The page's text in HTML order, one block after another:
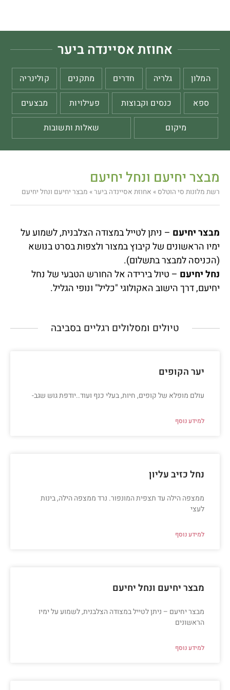
אחוזת אסיינדה ביער
המלון גלריה חדרים מתקנים
קולינריה
ספא
כנסים וקבוצות פעילויות
מבצעים
מיקום
שאלות ותשובות
מבצר יחיעם ונחל יחיעם
רשת מלונות סי הוטלס » אחוזת אסיינדה ביער» מבצר יחיעם ונחל יחיעם
מבצר יחיעם – ניתן לטייל במצודה הצלבנית, לשמוע על
ימיו הראשונים של קיבוץ במצור ולצפות בסרט בנושא
(הכניסה למבצר בתשלום).
נחל יחיעם – טיול בירידה אל החורש הטבעי של נחל
יחיעם, דרך הישוב האקולוגי "כליל" ונופי הגליל.
טיולים ומסלולים רגליים בסביבה​
יער הקופים
עולם מופלא של קופים, חיות, בעלי כנף ועוד..יודפת גוש שגב-
למידע נוסף
נחל כזיב עליון
ממצפה הילה עד תצפית המונפור. נרד ממצפה הילה, בינות
לעצי
למידע נוסף
מבצר יחיעם ונחל יחיעם
מבצר יחיעם – ניתן לטייל במצודה הצלבנית, לשמוע על ימיו
הראשונים
למידע נוסף